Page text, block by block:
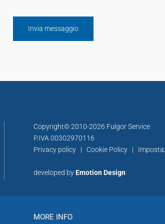
Copyright© 2010-2026 Fulgor Service
P.IVA 00302970116
Privacy policy | Cookie Policy |
developed byEmotion Design
MORE INFO